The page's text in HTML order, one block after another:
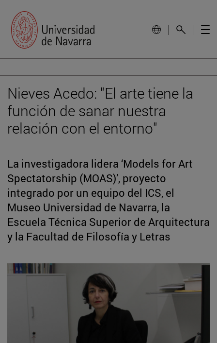
Nieves Acedo: "El arte tiene la
función de sanar nuestra
relación con el entorno"
La investigadora lidera ‘Models for Art
Spectatorship (MOAS)’, proyecto
integrado por un equipo del ICS, el
Museo Universidad de Navarra, la
Escuela Técnica Superior de Arquitectura
y la Facultad de Filosofía y Letras